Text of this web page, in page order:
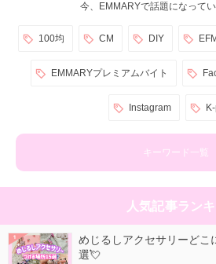
今、EMMARYで話題になって
100均 CM DIY EFM
EMMARYプレミアムバイト
Instagram
キーワード一覧
人気記事ラン
めじるしアクセサリーどこ
選💘